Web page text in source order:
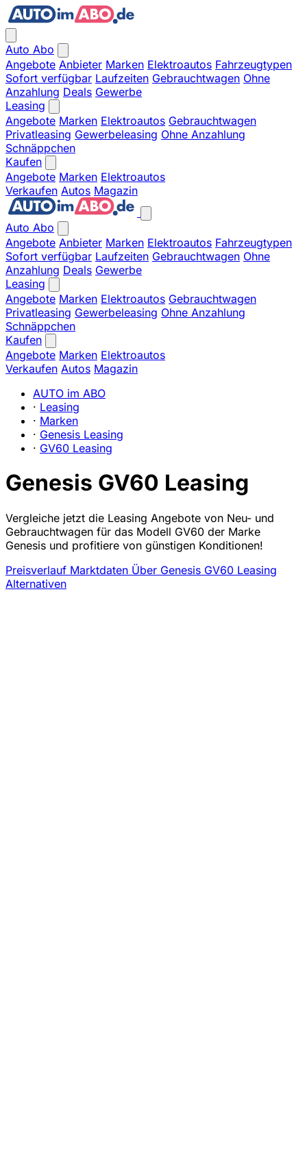
Auto Abo
Angebote Anbieter Marken Elektroautos Fahrzeugtypen
Sofort verfügbar Laufzeiten Gebrauchtwagen Ohne
Anzahlung Deals Gewerbe
Leasing
Angebote Marken Elektroautos Gebrauchtwagen
Privatleasing Gewerbeleasing Ohne Anzahlung
Schnäppchen
Kaufen
Angebote Marken Elektroautos
Verkaufen Autos Magazin
Auto Abo
Angebote Anbieter Marken Elektroautos Fahrzeugtypen
Sofort verfügbar Laufzeiten Gebrauchtwagen Ohne
Anzahlung Deals Gewerbe
Leasing
Angebote Marken Elektroautos Gebrauchtwagen
Privatleasing Gewerbeleasing Ohne Anzahlung
Schnäppchen
Kaufen
Angebote Marken Elektroautos
Verkaufen Autos Magazin
AUTO im ABO
· Leasing
· Marken
· Genesis Leasing
· GV60 Leasing
Genesis GV60 Leasing
Vergleiche jetzt die Leasing Angebote von Neu- und
Gebrauchtwagen für das Modell GV60 der Marke
Genesis und profitiere von günstigen Konditionen!
Preisverlauf Marktdaten Über Genesis GV60 Leasing
Alternativen